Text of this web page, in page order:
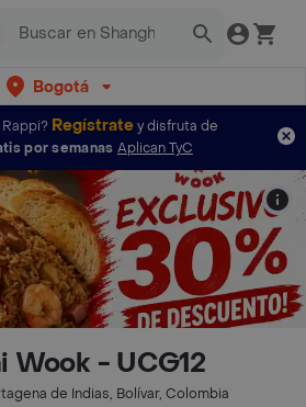
Bogotá
Regístratey disfruta de
por semanas Aplican TyC
Wook - UCG12
de Indias, Bolívar, Colombia